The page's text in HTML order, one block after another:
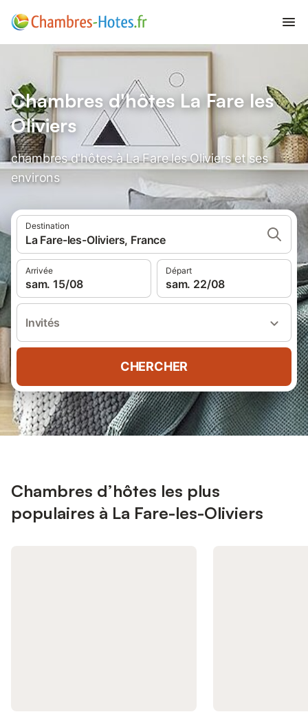
Chambres d'hôtes La Fare les
Oliviers
chambres d'hôtes à La Fare les Oliviers et ses
environs
Destination
La Fare-les-Oliviers, France
Arrivée
sam. 15/08
Départ
sam. 22/08
Invités
CHERCHER
Chambres d’hôtes les plus
populaires à La Fare-les-Oliviers